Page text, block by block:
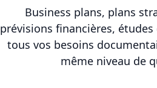
Business plans, plans
prévisions financières,
tous vos besoins
même niveau de